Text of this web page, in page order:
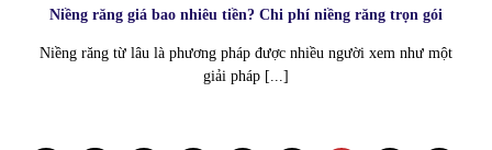
Niềng răng giá bao nhiêu tiền? Chi phí niềng răng trọn gói
Niềng răng từ lâu là phương pháp được nhiều người xem như một
giải pháp [...]